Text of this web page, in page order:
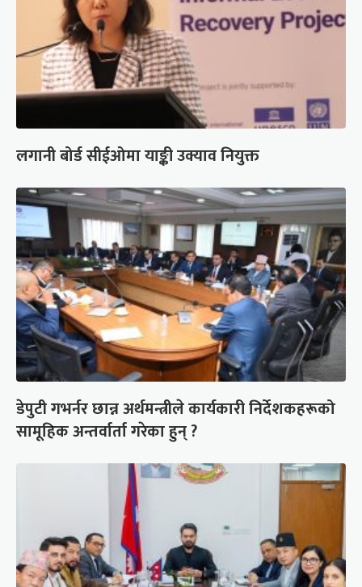
लगानी बोर्ड सीईओमा याङ्की उक्याव नियुक्त
डेपुटी गभर्नर छान्न अर्थमन्त्रीले कार्यकारी निर्देशकहरूको
सामूहिक अन्तर्वार्ता गरेका हुन् ?